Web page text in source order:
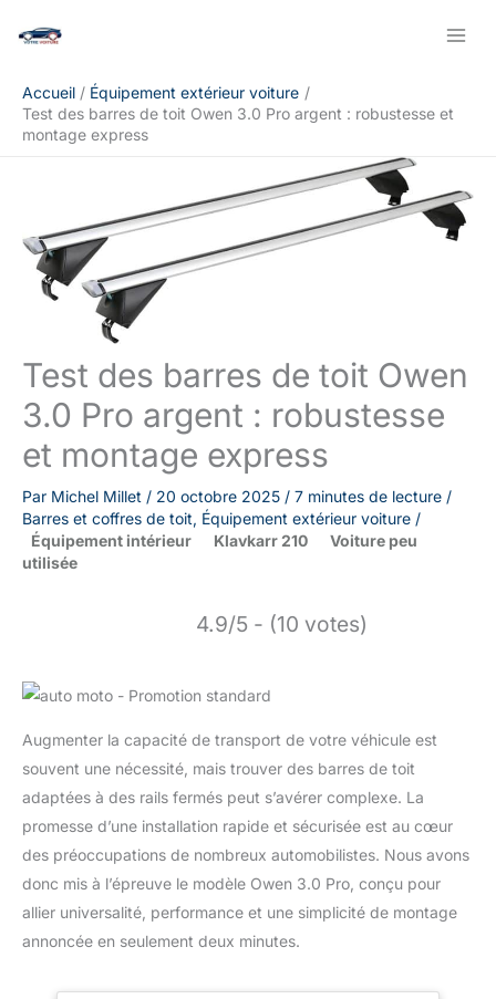
Accueil
Équipement extérieur voiture
Test des barres de toit Owen 3.0 Pro argent : robustesse et
montage express
Test des barres de toit Owen
3.0 Pro argent : robustesse
et montage express
Par Michel Millet / 20 octobre 2025 / 7 minutes de lecture /
Barres et coffres de toit, Équipement extérieur voiture /
Équipement intérieur
Klavkarr 210
Voiture peu
utilisée
4.9/5 - (10 votes)
Augmenter la capacité de transport de votre véhicule est
souvent une nécessité, mais trouver des barres de toit
adaptées à des rails fermés peut s’avérer complexe. La
promesse d’une installation rapide et sécurisée est au cœur
des préoccupations de nombreux automobilistes. Nous avons
donc mis à l’épreuve le modèle Owen 3.0 Pro, conçu pour
allier universalité, performance et une simplicité de montage
annoncée en seulement deux minutes.